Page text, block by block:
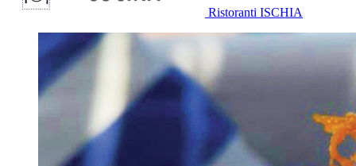
Ristoranti ISCHIA